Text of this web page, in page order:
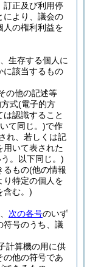
訂正及び利用停
により、議会の
人の権利利益を
生存する個人に
に該当するもの
の他の記述等
式(電子的方
認識すること
て同じ。)で作
れ、若しくは記
用いて表された
。以下同じ。)
るもの(他の情報
り特定の個人を
含む。)
次の各号のいず
符号のうち、議
計算機の用に供
の他の符号であ